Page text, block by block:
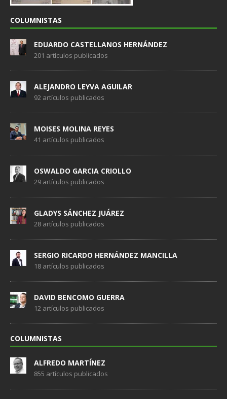
COLUMNISTAS
EDUARDO CASTELLANOS HERNÁNDEZ
201 artículos publicados
ALEJANDRO LEYVA AGUILAR
92 artículos publicados
MOISES MOLINA REYES
41 artículos publicados
OSWALDO GARCIA CRIOLLO
29 artículos publicados
GLADYS SÁNCHEZ JUÁREZ
28 artículos publicados
SERGIO RICARDO HERNÁNDEZ MANCILLA
18 artículos publicados
DAVID BENCOMO GUERRA
12 artículos publicados
COLUMNISTAS
ALFREDO MARTÍNEZ
855 artículos publicados